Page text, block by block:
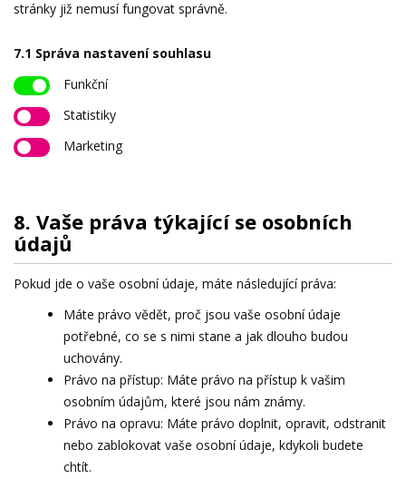
stránky již nemusí fungovat správně.
7.1 Správa nastavení souhlasu
Funkční
Statistiky
Marketing
8. Vaše práva týkající se osobních
údajů
Pokud jde o vaše osobní údaje, máte následující práva:
Máte právo vědět, proč jsou vaše osobní údaje
potřebné, co se s nimi stane a jak dlouho budou
uchovány.
Právo na přístup: Máte právo na přístup k vašim
osobním údajům, které jsou nám známy.
Právo na opravu: Máte právo doplnit, opravit, odstranit
nebo zablokovat vaše osobní údaje, kdykoli budete
chtít.